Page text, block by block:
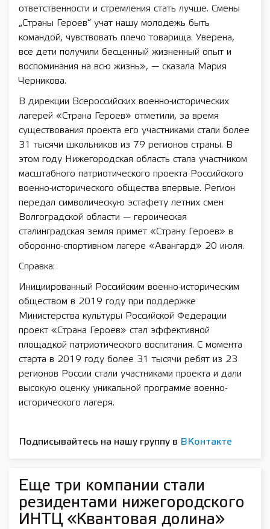
ответственности и стремления стать лучше. Смены
„Страны Героев“ учат нашу молодежь быть
командой, чувствовать плечо товарища. Уверена,
все дети получили бесценный жизненный опыт и
воспоминания на всю жизнь», — сказала Мария
Черникова.
В дирекции Всероссийских военно-исторических
лагерей «Страна Героев» отметили, за время
существования проекта его участниками стали более
31 тысячи школьников из 79 регионов страны. В
этом году Нижегородская область стала участником
масштабного патриотического проекта Российского
военно-исторического общества впервые. Регион
передал символическую эстафету летних смен
Волгоградской области — героическая
сталинградская земля примет «Страну Героев» в
оборонно-спортивном лагере «Авангард» 20 июля.
Справка:
Инициированный Российским военно-историческим
обществом в 2019 году при поддержке
Министерства культуры Российской Федерации
проект «Страна Героев» стал эффективной
площадкой патриотического воспитания. С момента
старта в 2019 году более 31 тысячи ребят из 23
регионов России стали участниками проекта и дали
высокую оценку уникальной программе военно-
исторического лагеря.
Подписывайтесь на нашу группу в ВКонтакте
Еще три компании стали
резидентами нижегородского
ИНТЦ «Квантовая долина»